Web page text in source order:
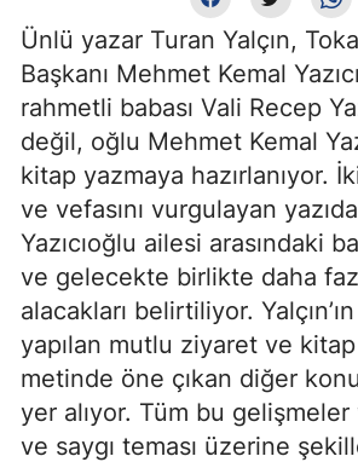
Ünlü yazar Turan Yalçın,
Başkanı Mehmet Kemal
rahmetli babası Vali Recep
değil, oğlu Mehmet Kemal
kitap yazmaya hazırlanıyor.
ve vefasını vurgulayan
Yazıcıoğlu ailesi arasındaki
ve gelecekte birlikte daha
alacakları belirtiliyor.
yapılan mutlu ziyaret ve
metinde öne çıkan diğer
yer alıyor. Tüm bu
ve saygı teması üzerine